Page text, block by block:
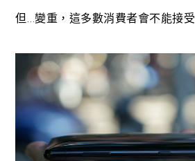
但…變重，這多數消費者會不能接受